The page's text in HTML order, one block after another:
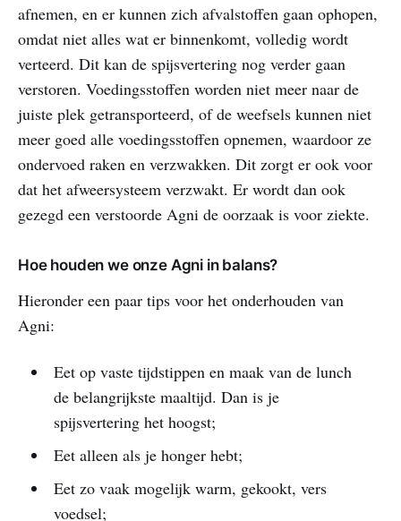
afnemen, en er kunnen zich afvalstoffen gaan ophopen,
omdat niet alles wat er binnenkomt, volledig wordt
verteerd. Dit kan de spijsvertering nog verder gaan
verstoren. Voedingsstoffen worden niet meer naar de
juiste plek getransporteerd, of de weefsels kunnen niet
meer goed alle voedingsstoffen opnemen, waardoor ze
ondervoed raken en verzwakken. Dit zorgt er ook voor
dat het afweersysteem verzwakt. Er wordt dan ook
gezegd een verstoorde Agni de oorzaak is voor ziekte.
Hoe houden we onze Agni in balans?
Hieronder een paar tips voor het onderhouden van
Agni:
Eet op vaste tijdstippen en maak van de lunch
de belangrijkste maaltijd. Dan is je
spijsvertering het hoogst;
Eet alleen als je honger hebt;
Eet zo vaak mogelijk warm, gekookt, vers
voedsel;